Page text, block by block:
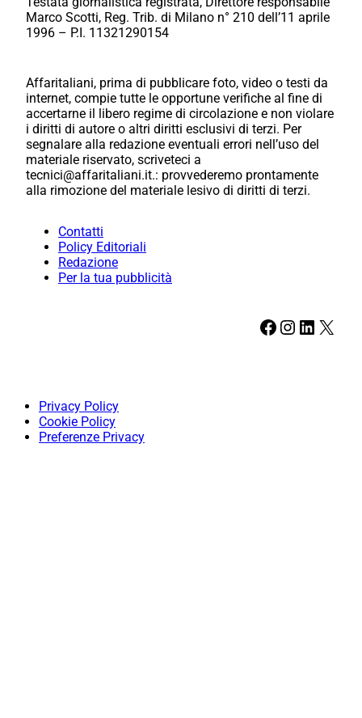
Marco Scotti, Reg. Trib. di Milano n° 210 dell’11 aprile
1996 – P.I. 11321290154
Affaritaliani, prima di pubblicare foto, video o testi da
internet, compie tutte le opportune verifiche al fine di
accertarne il libero regime di circolazione e non violare
i diritti di autore o altri diritti esclusivi di terzi. Per
segnalare alla redazione eventuali errori nell’uso del
materiale riservato, scriveteci a
tecnici@affaritaliani.it.: provvederemo prontamente
alla rimozione del materiale lesivo di diritti di terzi.
Contatti
Policy Editoriali
Redazione
Per la tua pubblicità
Facebook Instagram LinkedIn X
Privacy Policy
Cookie Policy
Preferenze Privacy